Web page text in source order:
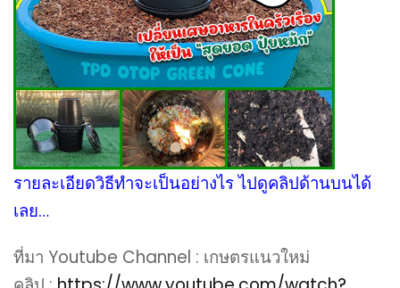
รายละเอียดวิธีทำจะเป็นอย่างไร ไปดูคลิปด้านบนได้
เลย…
ที่มา Youtube Channel : เกษตรแนวใหม่